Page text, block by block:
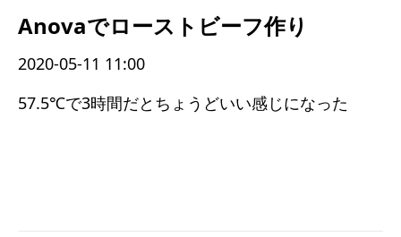
Anovaでローストビーフ作り
2020-05-11 11:00
57.5℃で3時間だとちょうどいい感じになった